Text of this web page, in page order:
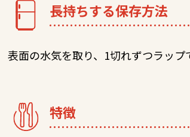
長持ちする保存方法
表面の水気を取り、1切れずつラップ
特徴